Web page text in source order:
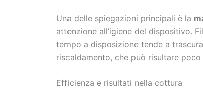
Una delle spiegazioni principali è la
attenzione all’igiene del dispositivo.
tempo a disposizione tende a
riscaldamento, che può risultare
Efficienza e risultati nella cottura